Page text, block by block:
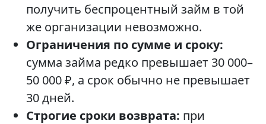
получить беспроцентный займ в той
же организации невозможно.
Ограничения по сумме и сроку:
сумма займа редко превышает 30 000–
50 000 ₽, а срок обычно не превышает
30 дней.
Строгие сроки возврата: при